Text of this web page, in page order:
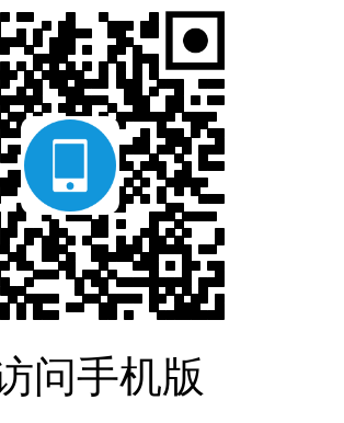
问手机版